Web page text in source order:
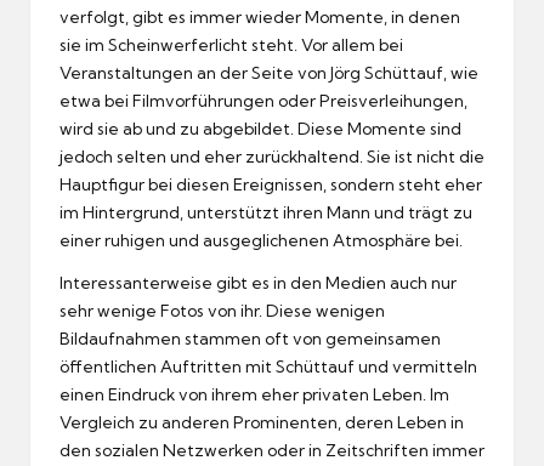
verfolgt, gibt es immer wieder Momente, in denen
sie im Scheinwerferlicht steht. Vor allem bei
Veranstaltungen an der Seite von Jörg Schüttauf, wie
etwa bei Filmvorführungen oder Preisverleihungen,
wird sie ab und zu abgebildet. Diese Momente sind
jedoch selten und eher zurückhaltend. Sie ist nicht die
Hauptfigur bei diesen Ereignissen, sondern steht eher
im Hintergrund, unterstützt ihren Mann und trägt zu
einer ruhigen und ausgeglichenen Atmosphäre bei.
Interessanterweise gibt es in den Medien auch nur
sehr wenige Fotos von ihr. Diese wenigen
Bildaufnahmen stammen oft von gemeinsamen
öffentlichen Auftritten mit Schüttauf und vermitteln
einen Eindruck von ihrem eher privaten Leben. Im
Vergleich zu anderen Prominenten, deren Leben in
den sozialen Netzwerken oder in Zeitschriften immer